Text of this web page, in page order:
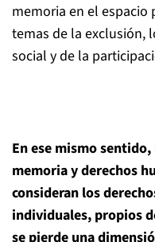
memoria en el espacio
temas de la exclusión,
social y de la
En ese mismo
memoria y derechos
consideran los
individuales, propios
se pierde una